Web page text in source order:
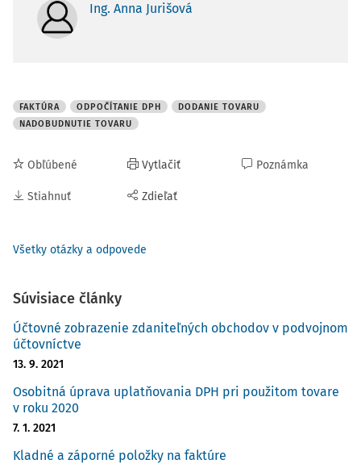
Ing. Anna Jurišová
FAKTÚRA ODPOČÍTANIE DPH
DODANIE TOVARU
NADOBUDNUTIE TOVARU
Obľúbené
Stiahnuť
Vytlačiť
Zdieľať
Poznámka
Všetky otázky a odpovede
Súvisiace články
Účtovné zobrazenie zdaniteľných obchodov v podvojnom
účtovníctve
13. 9. 2021
Osobitná úprava uplatňovania DPH pri použitom tovare
v roku 2020
7. 1. 2021
Kladné a záporné položky na faktúre